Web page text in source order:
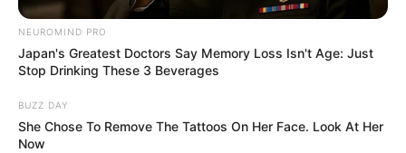
NEUROMIND PRO
Japan's Greatest Doctors Say Memory Loss Isn't Age: Just
Stop Drinking These 3 Beverages
BUZZ DAY
She Chose To Remove The Tattoos On Her Face. Look At Her
Now